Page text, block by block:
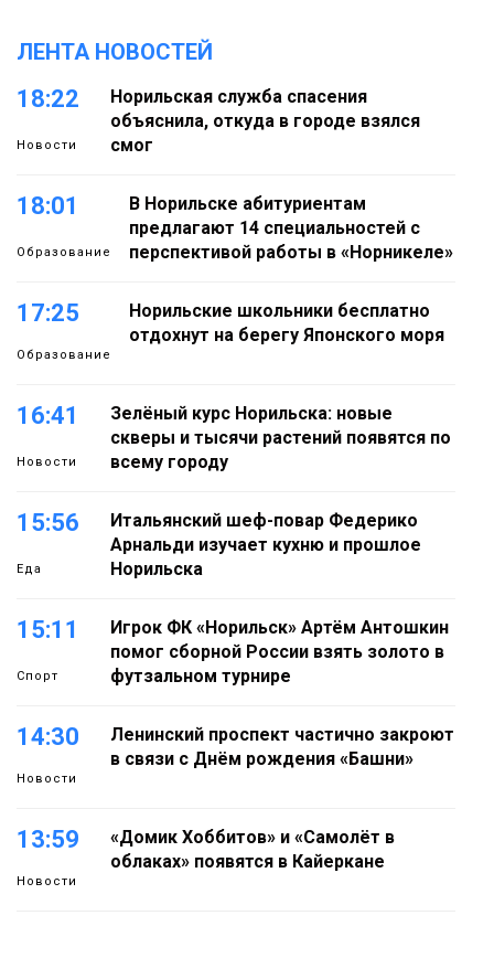
ЛЕНТА НОВОСТЕЙ
18:22
Новости
Норильская служба спасения
объяснила, откуда в городе взялся
смог
18:01
Образование
В Норильске абитуриентам
предлагают 14 специальностей с
перспективой работы в «Норникеле»
17:25
Образование
Норильские школьники бесплатно
отдохнут на берегу Японского моря
16:41
Новости
Зелёный курс Норильска: новые
скверы и тысячи растений появятся по
всему городу
15:56
Еда
Итальянский шеф-повар Федерико
Арнальди изучает кухню и прошлое
Норильска
15:11
Спорт
Игрок ФК «Норильск» Артём Антошкин
помог сборной России взять золото в
футзальном турнире
14:30
Новости
Ленинский проспект частично закроют
в связи с Днём рождения «Башни»
13:59
Новости
«Домик Хоббитов» и «Самолёт в
облаках» появятся в Кайеркане